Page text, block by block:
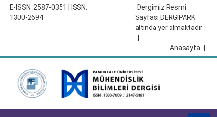
E-ISSN: 2587-0351 | ISSN:
1300-2694
Dergimiz Resmi
Sayfası DERGİPARK
altında yer almaktadır
Anasayfa